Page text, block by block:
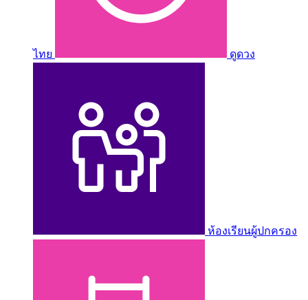
ไทย ดูดวง
ห้องเรียนผู้ปกครอง